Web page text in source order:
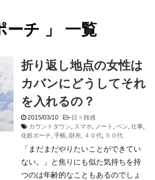
ーチ 」 一覧
折り返し地点の女性は
カバンにどうしてそれ
を入れるの？
2015/03/10 -日々雑感
カウントダウン, スマホ, ノート , ペン, 仕事,
化粧ポーチ, 手帳, 財布, ４０代, ５０代
「まだまだやりたいことができてい
ない。」と焦りにも似た気持ちを持
つのは年齢的なこともあるのでしょ